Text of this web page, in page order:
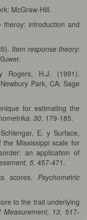
McGraw-Hill.
introduction and
Item response theory:
Rogers, H.J. (1991).
Newbury Park, CA: Sage
for estimating the
30, 179-185.
E. y Surface,
Mississippi scale for
an application of
5, 457-471.
scores. Psychometric
to the trait underlying
Measurement, 13, 517-